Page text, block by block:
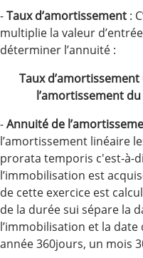
-Taux d’amortissement :
multiplie la valeur
déterminer l’annuité :
Taux
l’amortissement
-Annuité de
l’amortissement linéaire
prorata temporis c'est-à-
l’immobilisation est
de cette exercice est
de la durée sui sépare la
l’immobilisation et la
année 360jours, un mois